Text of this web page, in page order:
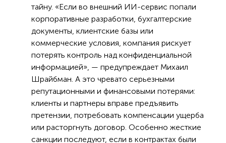
тайну. «Если во внешний ИИ-сервис попали
корпоративные разработки, бухгалтерские
документы, клиентские базы или
коммерческие условия, компания рискует
потерять контроль над конфиденциальной
информацией», — предупреждает Михаил
Шрайбман. А это чревато серьезными
репутационными и финансовыми потерями:
клиенты и партнеры вправе предъявить
претензии, потребовать компенсации ущерба
или расторгнуть договор. Особенно жесткие
санкции последуют, если в контрактах были